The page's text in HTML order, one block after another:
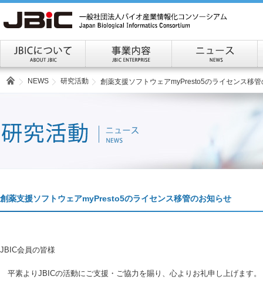
NEWS 研究活動 創薬支援ソフトウェアmyPresto5のライセンス移
創薬支援ソフトウェアmyPresto5のライセンス移管のお知らせ
JBIC会員の皆様
平素よりJBICの活動にご支援・ご協力を賜り、心よりお礼申し上げます。